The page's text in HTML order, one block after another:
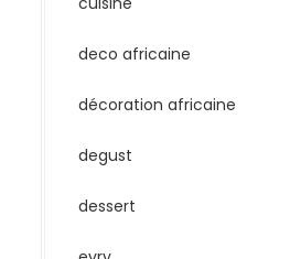
deco africaine
décoration africaine
degust
dessert